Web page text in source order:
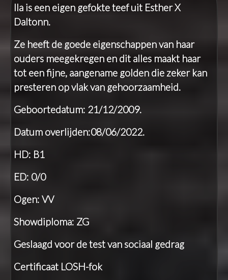
Ila is een eigen gefokte teef uit Esther X
Daltonn.
Ze heeft de goede eigenschappen van haar
ouders meegekregen en dit alles maakt haar
tot een fijne, aangename golden die zeker kan
presteren op vlak van gehoorzaamheid.
Geboortedatum: 21/12/2009.
Datum overlijden:08/06/2022.
HD: B1
ED: 0/0
Ogen: VV
Showdiploma: ZG
Geslaagd voor de test van sociaal gedrag
Certificaat LOSH-fok